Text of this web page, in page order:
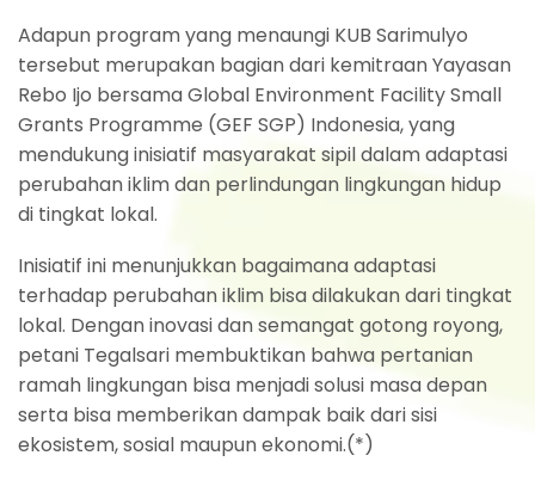
Adapun program yang menaungi KUB Sarimulyo
tersebut merupakan bagian dari kemitraan Yayasan
Rebo Ijo bersama Global Environment Facility Small
Grants Programme (GEF SGP) Indonesia, yang
mendukung inisiatif masyarakat sipil dalam adaptasi
perubahan iklim dan perlindungan lingkungan hidup
di tingkat lokal.
Inisiatif ini menunjukkan bagaimana adaptasi
terhadap perubahan iklim bisa dilakukan dari tingkat
lokal. Dengan inovasi dan semangat gotong royong,
petani Tegalsari membuktikan bahwa pertanian
ramah lingkungan bisa menjadi solusi masa depan
serta bisa memberikan dampak baik dari sisi
ekosistem, sosial maupun ekonomi.(*)